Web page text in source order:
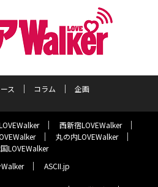
ス コラム 企画
西新宿LOVEWalker
丸の内LOVEWalker
LOVEWalker
ASCII.jp